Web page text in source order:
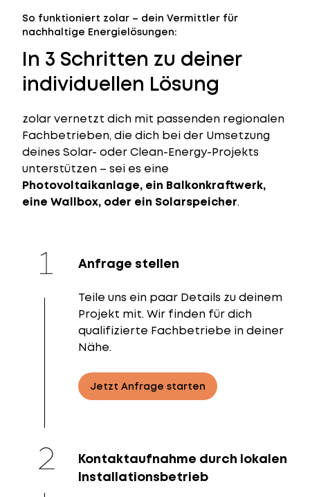
So funktioniert zolar – dein Vermittler für
nachhaltige Energielösungen:
In 3 Schritten zu deiner
individuellen Lösung
zolar vernetzt dich mit passenden regionalen
Fachbetrieben, die dich bei der Umsetzung
deines Solar- oder Clean-Energy-Projekts
unterstützen – sei es eine
Photovoltaikanlage, ein Balkonkraftwerk,
eine Wallbox, oder ein Solarspeicher.
Anfrage stellen
Teile uns ein paar Details zu deinem
Projekt mit. Wir finden für dich
qualifizierte Fachbetriebe in deiner
Nähe.
Jetzt Anfrage starten
Kontaktaufnahme durch lokalen
Installationsbetrieb